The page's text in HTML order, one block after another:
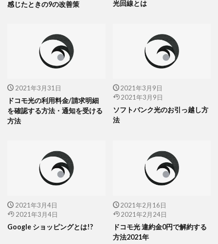
感じたときの9の改善策
光回線とは
2021年3月31日
ドコモ光の利用料金/請求明細
を確認する方法・通知を受ける
方法
2021年3月9日
2021年3月9日
ソフトバンク光のお引っ越し方
法
2021年3月4日
2021年3月4日
Google ショッピングとは!?
2021年2月16日
2021年2月24日
ドコモ光 違約金0円で解約する
方法2021年